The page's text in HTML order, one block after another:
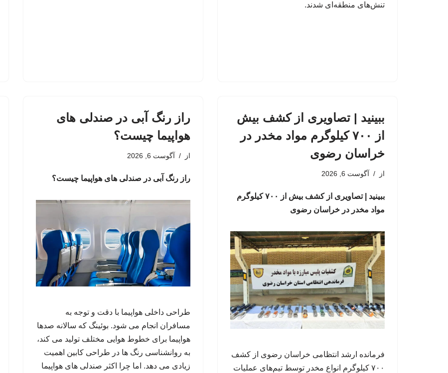
تنش‌های منطقه‌ای شدند.
ببینید | تصاویری از کشف بیش
از ۷۰۰ کیلوگرم مواد مخدر در
خراسان رضوی
از آگوست 6, 2026
ببینید | تصاویری از کشف بیش از ۷۰۰ کیلوگرم
مواد مخدر در خراسان رضوی
فرمانده ارشد انتظامی خراسان رضوی از کشف
۷۰۰ کیلوگرم انواع مخدر توسط تیم‌های عملیات
راز رنگ آبی در صندلی های
هواپیما چیست؟
از آگوست 6, 2026
راز رنگ آبی در صندلی های هواپیما چیست؟
طراحی داخلی هواپیما با دقت و توجه به
مسافران انجام می شود. بوئینگ که سالانه صدها
هواپیما برای خطوط هوایی مختلف تولید می کند،
به روانشناسی رنگ ها در طراحی کابین اهمیت
زیادی می دهد. اما چرا اکثر صندلی های هواپیما